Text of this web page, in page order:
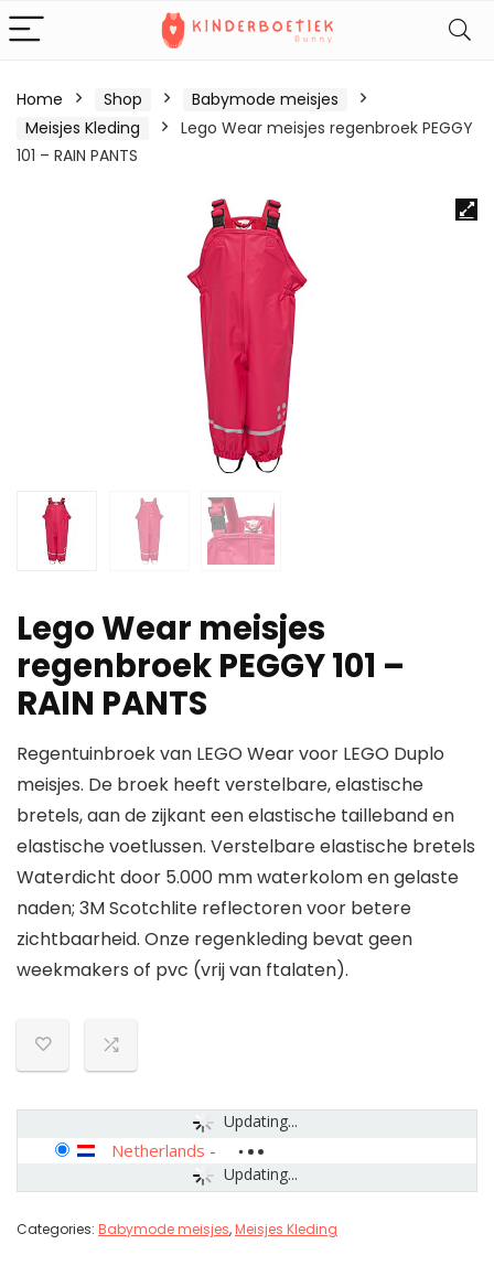
Home Shop
Babymode meisjes
Meisjes Kleding
Lego Wear meisjes regenbroek PEGGY
101 – RAIN PANTS
Lego Wear meisjes
regenbroek PEGGY 101 –
RAIN PANTS
Regentuinbroek van LEGO Wear voor LEGO Duplo
meisjes. De broek heeft verstelbare, elastische
bretels, aan de zijkant een elastische tailleband en
elastische voetlussen. Verstelbare elastische bretels
Waterdicht door 5.000 mm waterkolom en gelaste
naden; 3M Scotchlite reflectoren voor betere
zichtbaarheid. Onze regenkleding bevat geen
weekmakers of pvc (vrij van ftalaten).
Updating...
Updating...
Netherlands -
Categories: Babymode meisjes,Meisjes Kleding